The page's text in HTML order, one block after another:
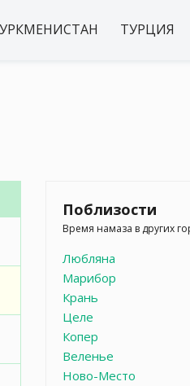
ТУРЦИЯ
Поблизости
Время намаза в других
Любляна
Марибор
Крань
Целе
Копер
Веленье
Ново-Место